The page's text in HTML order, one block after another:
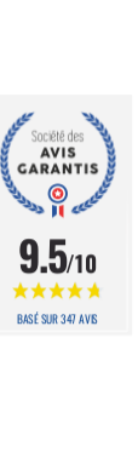
9.5/10
BASÉ SUR 347 AVIS